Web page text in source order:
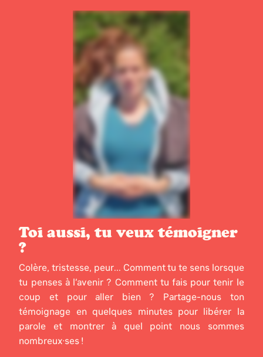
Toi aussi, tu veux témoigner
?
Colère, tristesse, peur... Comment tu te sens lorsque
tu penses à l’avenir ? Comment tu fais pour tenir le
coup et pour aller bien ? Partage-nous ton
témoignage en quelques minutes pour libérer la
parole et montrer à quel point nous sommes
nombreux·ses !